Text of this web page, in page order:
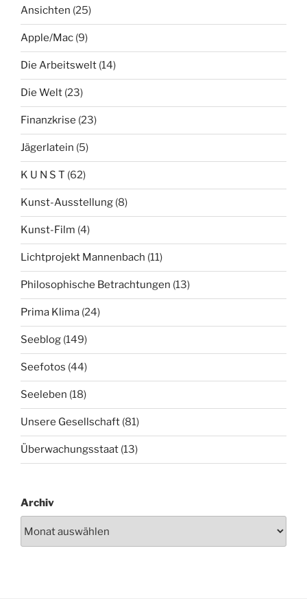
Ansichten (25)
Apple/Mac (9)
Die Arbeitswelt (14)
Die Welt (23)
Finanzkrise (23)
Jägerlatein (5)
K U N S T (62)
Kunst-Ausstellung (8)
Kunst-Film (4)
Lichtprojekt Mannenbach (11)
Philosophische Betrachtungen (13)
Prima Klima (24)
Seeblog (149)
Seefotos (44)
Seeleben (18)
Unsere Gesellschaft (81)
Überwachungsstaat (13)
Archiv